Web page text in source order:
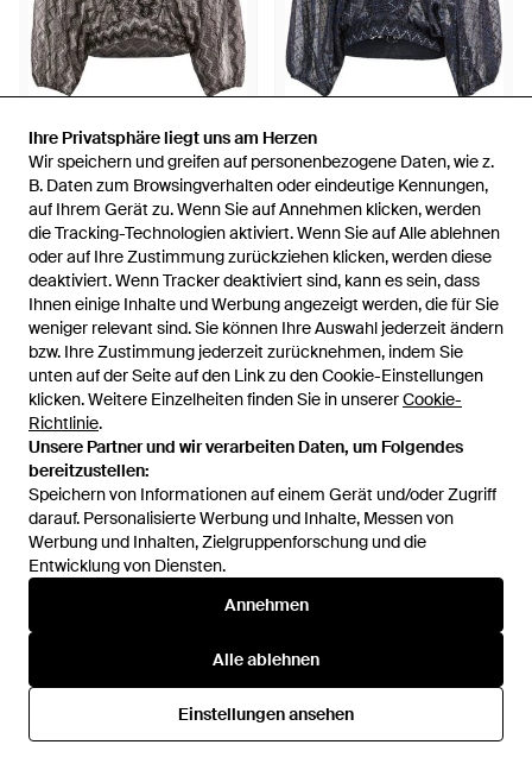
Ihre Privatsphäre liegt uns am Herzen
Wir speichern und greifen auf personenbezogene Daten, wie z.
B. Daten zum Browsingverhalten oder eindeutige Kennungen,
auf Ihrem Gerät zu. Wenn Sie auf Annehmen klicken, werden
die Tracking-Technologien aktiviert. Wenn Sie auf Alle ablehnen
oder auf Ihre Zustimmung zurückziehen klicken, werden diese
deaktiviert. Wenn Tracker deaktiviert sind, kann es sein, dass
Ihnen einige Inhalte und Werbung angezeigt werden, die für Sie
weniger relevant sind. Sie können Ihre Auswahl jederzeit ändern
bzw. Ihre Zustimmung jederzeit zurücknehmen, indem Sie
unten auf der Seite auf den Link zu den Cookie-Einstellungen
klicken. Weitere Einzelheiten finden Sie in unsererCookie-
Richtlinie.
Unsere Partner und wir verarbeiten Daten, um Folgendes
bereitzustellen:
Speichern von Informationen auf einem Gerät und/oder Zugriff
darauf. Personalisierte Werbung und Inhalte, Messen von
Werbung und Inhalten, Zielgruppenforschung und die
Entwicklung von Diensten.
Annehmen
Alle ablehnen
Einstellungen ansehen
Ihre Privatsphäre liegt uns am Herzen
Wir speichern und greifen auf personenbezogene Daten, wie z.
B. Daten zum Browsingverhalten oder eindeutige Kennungen,
auf Ihrem Gerät zu. Wenn Sie auf Annehmen klicken, werden
die Tracking-Technologien aktiviert. Wenn Sie auf Alle ablehnen
oder auf Ihre Zustimmung zurückziehen klicken, werden diese
deaktiviert. Wenn Tracker deaktiviert sind, kann es sein, dass
Ihnen einige Inhalte und Werbung angezeigt werden, die für Sie
weniger relevant sind. Sie können Ihre Auswahl jederzeit ändern
bzw. Ihre Zustimmung jederzeit zurücknehmen, indem Sie
unten auf der Seite auf den Link zu den Cookie-Einstellungen
klicken. Weitere Einzelheiten finden Sie in unsererCookie-
Richtlinie.
Unsere Partner und wir verarbeiten Daten, um Folgendes
bereitzustellen:
Speichern von Informationen auf einem Gerät und/oder Zugriff
darauf. Personalisierte Werbung und Inhalte, Messen von
Werbung und Inhalten, Zielgruppenforschung und die
Entwicklung von Diensten.
Annehmen
Alle ablehnen
Einstellungen ansehen
77 €36 €
Kaos
Top - Grau
Von YOOX
SALE
77 €36 €
Kaos
Top - Blau
VonYOOX
SALE
Kaos
110 €
Hemd - Braun
SALE